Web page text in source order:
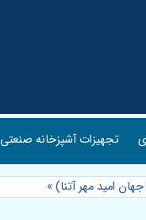
تجهیزات آشپزخانه صنعتی
امید مهر آتنا)»